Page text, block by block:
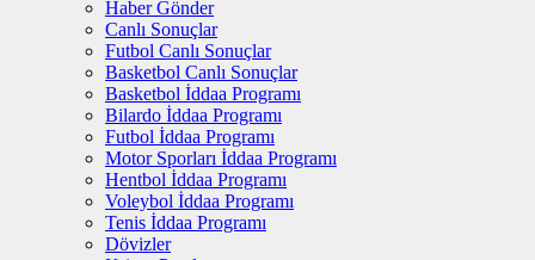
Haber Gönder
Canlı Sonuçlar
Futbol Canlı Sonuçlar
Basketbol Canlı Sonuçlar
Basketbol İddaa Programı
Bilardo İddaa Programı
Futbol İddaa Programı
Motor Sporları İddaa Programı
Hentbol İddaa Programı
Voleybol İddaa Programı
Tenis İddaa Programı
Dövizler